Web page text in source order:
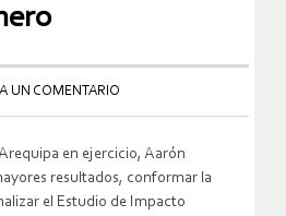
UN COMENTARIO
en ejercicio, Aarón
resultados, conformar la
el Estudio de Impacto